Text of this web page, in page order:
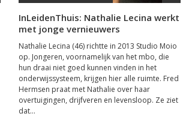
InLeidenThuis: Nathalie Lecina werkt
met jonge vernieuwers
Nathalie Lecina (46) richtte in 2013 Studio Moio
op. Jongeren, voornamelijk van het mbo, die
hun draai niet goed kunnen vinden in het
onderwijssysteem, krijgen hier alle ruimte. Fred
Hermsen praat met Nathalie over haar
overtuigingen, drijfveren en levensloop. Ze ziet
dat...